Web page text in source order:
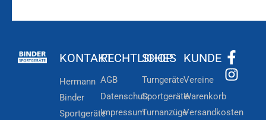
KONTAKT
Hermann
Binder
Sportgeräte
RECHTLICHES
AGB
Datenschutz
Impressum
SHOP
Turngeräte
Sportgeräte
Turnanzüge
KUNDE
Vereine
Warenkorb
Versandkosten